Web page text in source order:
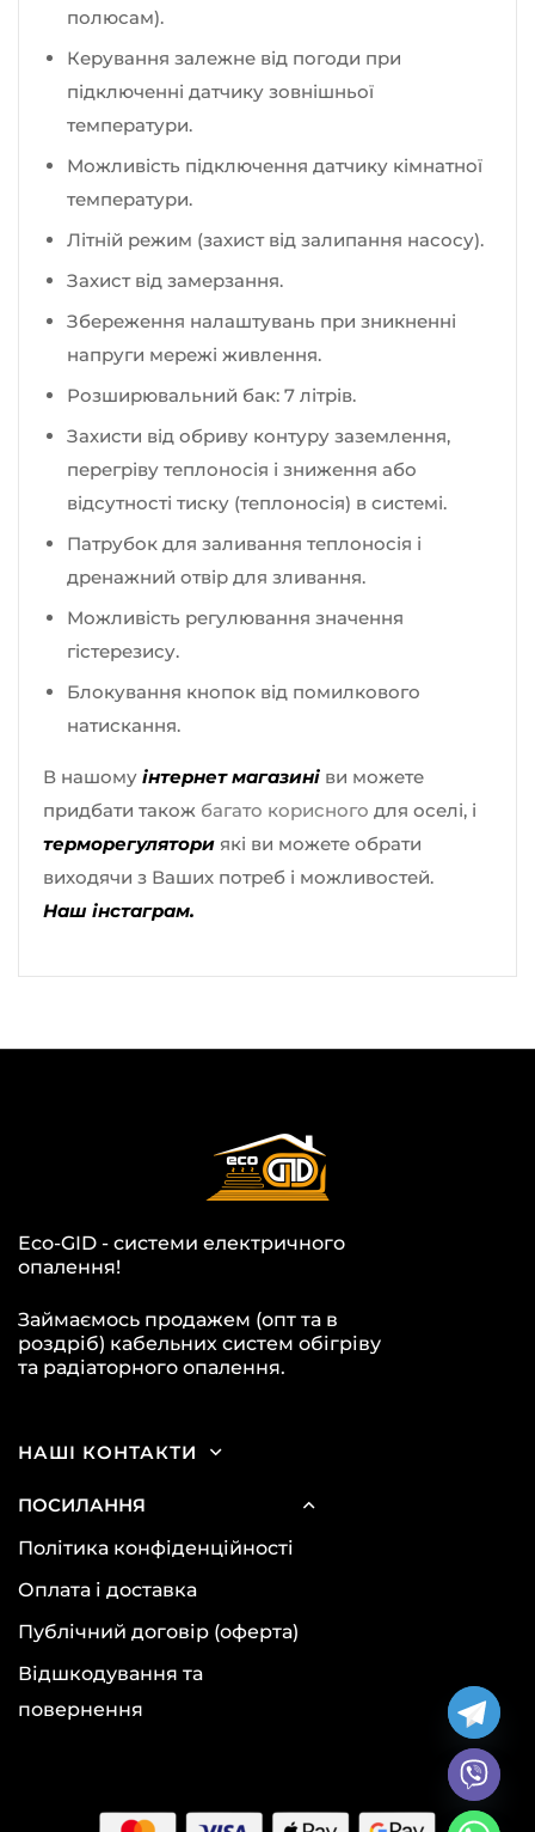
полюсам).
Керування залежне від погоди при
підключенні датчику зовнішньої
температури.
Можливість підключення датчику кімнатної
температури.
Літній режим (захист від залипання насосу).
Захист від замерзання.
Збереження налаштувань при зникненні
напруги мережі живлення.
Розширювальний бак: 7 літрів.
Захисти від обриву контуру заземлення,
перегріву теплоносія і зниження або
відсутності тиску (теплоносія) в системі.
Патрубок для заливання теплоносія і
дренажний отвір для зливання.
Можливість регулювання значення
гістерезису.
Блокування кнопок від помилкового
натискання.
В нашому інтернет магазині ви можете
придбати також багато корисного для оселі, і
терморегулятори які ви можете обрати
виходячи з Ваших потреб і можливостей.
Наш інстаграм.
Eco-GID - системи електричного
опалення!
Займаємось продажем (опт та в
роздріб) кабельних систем обігріву
та радіаторного опалення.
НАШІ КОНТАКТИ
ПОСИЛАННЯ
Політика конфіденційності
Оплата і доставка
Публічний договір (оферта)
Відшкодування та
повернення